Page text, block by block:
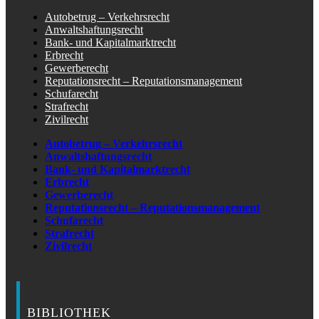
Autobetrug – Verkehrsrecht
Anwaltshaftungsrecht
Bank- und Kapitalmarktrecht
Erbrecht
Gewerberecht
Reputationsrecht – Reputationsmanagement
Schufarecht
Strafrecht
Zivilrecht
Autobetrug – Verkehrsrecht
Anwaltshaftungsrecht
Bank- und Kapitalmarktrecht
Erbrecht
Gewerberecht
Reputationsrecht – Reputationsmanagement
Schufarecht
Strafrecht
Zivilrecht
BIBLIOTHEK